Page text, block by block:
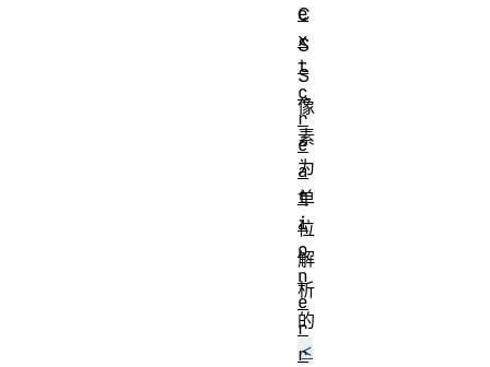
C
S
S
像
素
为
单
位
解
析
的
<
e
x
t
c
r
e
a
t
i
o
n
e
r
r